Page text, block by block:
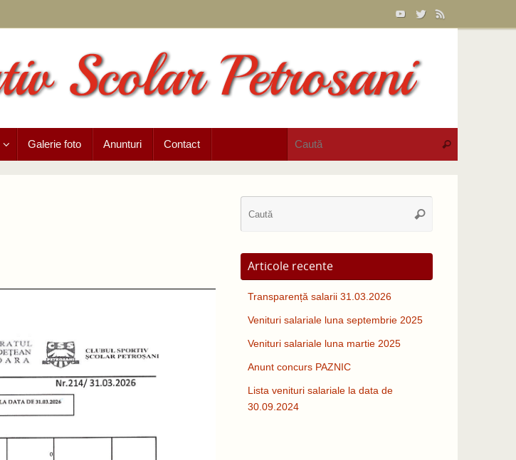
Galerie foto Anunturi Contact Caută
Caută
Articole recente
Transparență salarii 31.03.2026
Venituri salariale luna septembrie 2025
Venituri salariale luna martie 2025
Anunt concurs PAZNIC
Lista venituri salariale la data de
30.09.2024